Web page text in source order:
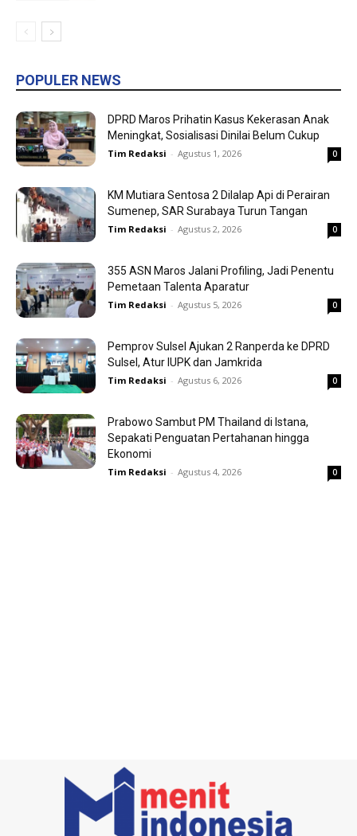
POPULER NEWS
DPRD Maros Prihatin Kasus Kekerasan Anak
Meningkat, Sosialisasi Dinilai Belum Cukup
Tim Redaksi - Agustus 1, 2026 0
KM Mutiara Sentosa 2 Dilalap Api di Perairan
Sumenep, SAR Surabaya Turun Tangan
Tim Redaksi - Agustus 2, 2026 0
355 ASN Maros Jalani Profiling, Jadi Penentu
Pemetaan Talenta Aparatur
Tim Redaksi - Agustus 5, 2026 0
Pemprov Sulsel Ajukan 2 Ranperda ke DPRD
Sulsel, Atur IUPK dan Jamkrida
Tim Redaksi - Agustus 6, 2026 0
Prabowo Sambut PM Thailand di Istana,
Sepakati Penguatan Pertahanan hingga
Ekonomi
Tim Redaksi - Agustus 4, 2026 0